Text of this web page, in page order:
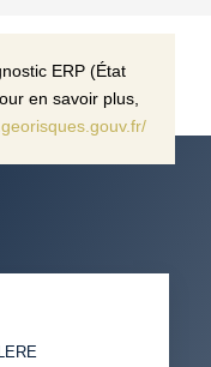
ERP (État
en savoir plus,